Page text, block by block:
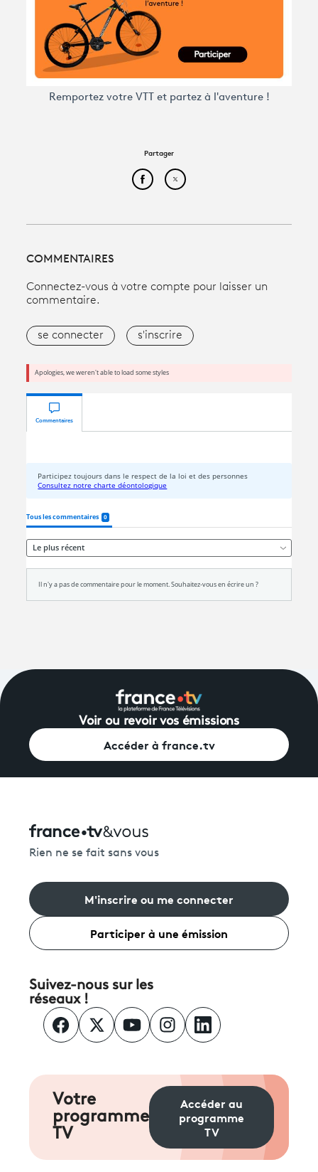
Remportez votre VTT et partez à l'aventure !
Partager
Partager cet article sur
Partager cet article sur
COMMENTAIRES
Connectez-vous à votre compte pour laisser un
commentaire.
se connecter s'inscrire
Voir ou revoir vos émissions
Accéder à france.tv
Rien ne se fait sans vous
M'inscrire ou me connecter
Participer à une émission
Suivez-nous sur les
réseaux !
Votre
programme
TV
Accéder au
programme
TV